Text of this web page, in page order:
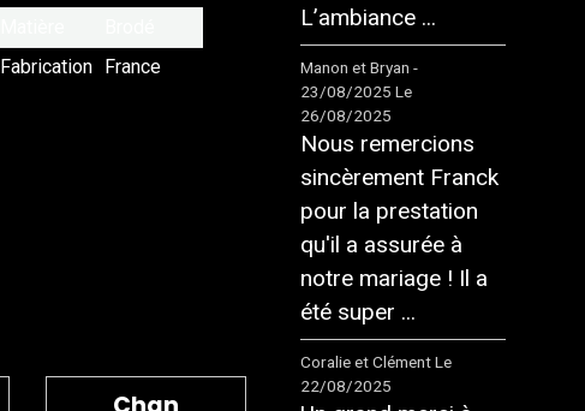
Fabrication France
L’ambiance ...
Manon et Bryan -
23/08/2025 Le
26/08/2025
Nous remercions
sincèrement Franck
pour la prestation
qu'il a assurée à
notre mariage ! Il a
été super ...
Coralie et Clément Le
22/08/2025